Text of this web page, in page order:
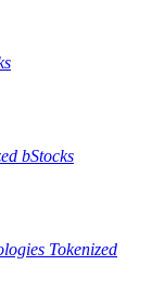
bStocks
Tokenized